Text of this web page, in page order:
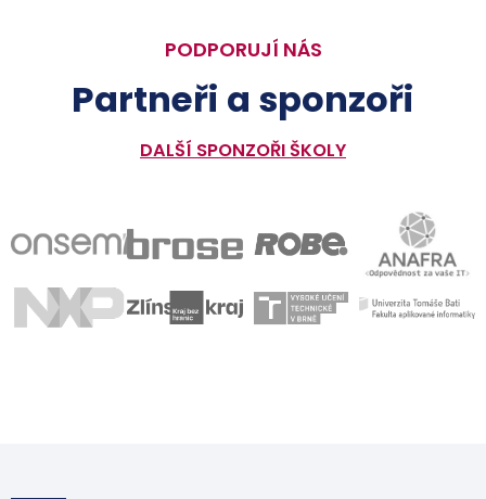
PODPORUJÍ NÁS
Partneři a sponzoři
DALŠÍ SPONZOŘI ŠKOLY